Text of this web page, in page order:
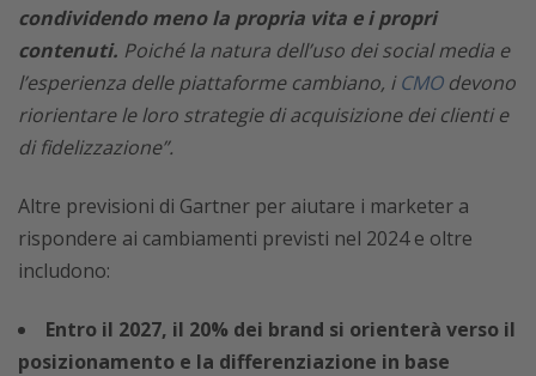
condividendo meno la propria vita e i propri
contenuti. Poiché la natura dell’uso dei social media e
l’esperienza delle piattaforme cambiano, iCMOdevono
riorientare le loro strategie di acquisizione dei clienti e
di fidelizzazione”.
Altre previsioni di Gartner per aiutare i marketer a
rispondere ai cambiamenti previsti nel 2024 e oltre
includono:
Entro il 2027, il 20% dei brand si orienterà verso il
posizionamento e la differenziazione in base